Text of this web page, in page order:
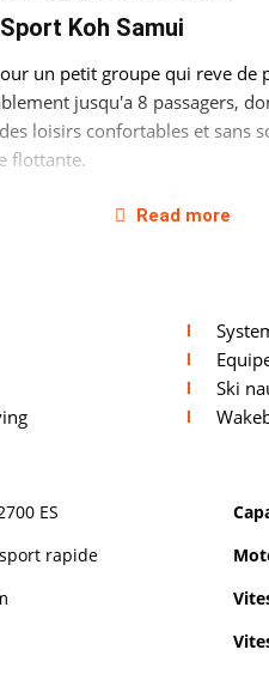
Koh Samui
un petit groupe qui reve de
jusqu'a 8 passagers,
loisirs confortables et sans
flottante.
famille
vous pouvez vous rendre au
!
Read more
Ski
ES
rapide